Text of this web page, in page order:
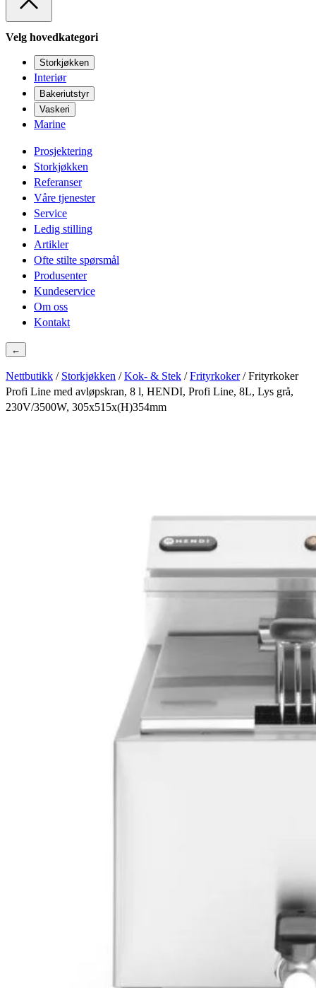
Velg hovedkategori
Storkjøkken
Interiør
Bakeriutstyr
Vaskeri
Marine
Prosjektering
Storkjøkken
Referanser
Våre tjenester
Service
Ledig stilling
Artikler
Ofte stilte spørsmål
Produsenter
Kundeservice
Om oss
Kontakt
←
Nettbutikk / Storkjøkken /Kok- & Stek /Frityrkoker/ Frityrkoker
Profi Line med avløpskran, 8 l, HENDI, Profi Line, 8L, Lys grå,
230V/3500W, 305x515x(H)354mm